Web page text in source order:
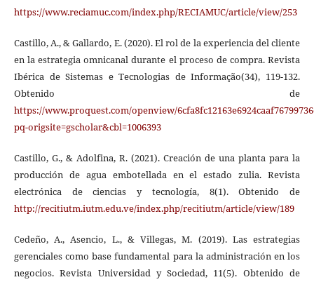
https://www.reciamuc.com/index.php/RECIAMUC/article/view/253
Castillo, A., & Gallardo, E. (2020). El rol de la experiencia del cliente
en la estrategia omnicanal durante el proceso de compra. Revista
Ibérica de Sistemas e Tecnologias de Informação(34), 119-132.
Obtenido de
https://www.proquest.com/openview/
pq-origsite=gscholar&cbl=1006393
Castillo, G., & Adolfina, R. (2021). Creación de una planta para la
producción de agua embotellada en el estado zulia. Revista
electrónica de ciencias y tecnología, 8(1). Obtenido de
http://recitiutm.iutm.edu.ve/index.php/recitiutm/article/view/189
Cedeño, A., Asencio, L., & Villegas, M. (2019). Las estrategias
gerenciales como base fundamental para la administración en los
negocios. Revista Universidad y Sociedad, 11(5). Obtenido de